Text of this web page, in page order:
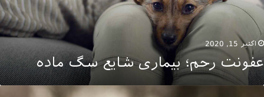
اکتبر 15, 2020
عفونت رحم؛ بیماری شایع سگ ماده